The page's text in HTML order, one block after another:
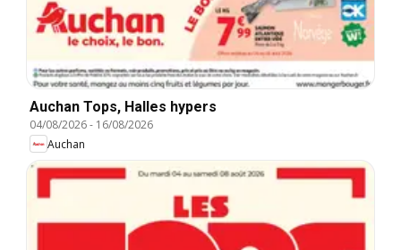
Auchan Tops, Halles hypers
04/08/2026- 16/08/2026
Auchan